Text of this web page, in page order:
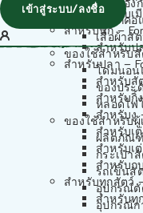
ปลอกค
เสื้อผ้าสั
ของใช้สำหรับสั
โดมนอน
ของประ
หลอดไฟ
ของใช้สำหรับผู้
ผลิตภัณฑ์
กระเป๋า
รถเข็นสั
อุปกรณ์ตั
อุปกรณ์ก
สำหรับเ
สำหรับนก –
สำหรับป
สำหรับปลา –
สำหรับสั
สำหรับกิ้
สำหรับงู
สำหรับเ
สำหรับเ
สำหรับก
สำหรับทุกสัตว์
สำหรับทุ
เข้าสู่ระบบ/ลงชื่อ